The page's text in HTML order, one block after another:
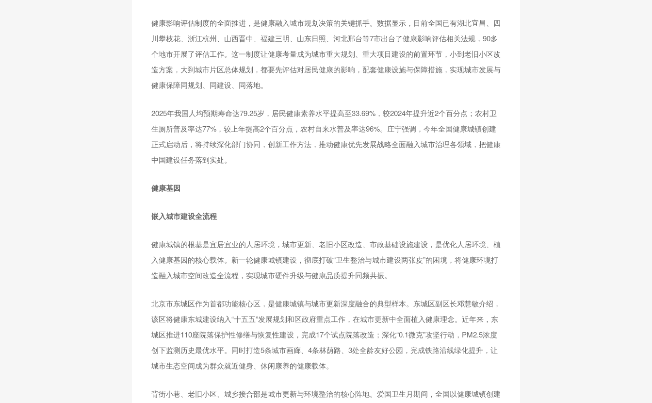
健康影响评估制度的全面推进，是健康融入城市规划决策的关键抓手。数据显示，目前全国已有湖北宜昌、四
川攀枝花、浙江杭州、山西晋中、福建三明、山东日照、河北邢台等7市出台了健康影响评估相关法规，90多
个地市开展了评估工作。这一制度让健康考量成为城市重大规划、重大项目建设的前置环节，小到老旧小区改
造方案，大到城市片区总体规划，都要先评估对居民健康的影响，配套健康设施与保障措施，实现城市发展与
健康保障同规划、同建设、同落地。
2025年我国人均预期寿命达79.25岁，居民健康素养水平提高至33.69%，较2024年提升近2个百分点；农村卫
生厕所普及率达77%，较上年提高2个百分点，农村自来水普及率达96%。庄宁强调，今年全国健康城镇创建
正式启动后，将持续深化部门协同，创新工作方法，推动健康优先发展战略全面融入城市治理各领域，把健康
中国建设任务落到实处。
健康基因
嵌入城市建设全流程
健康城镇的根基是宜居宜业的人居环境，城市更新、老旧小区改造、市政基础设施建设，是优化人居环境、植
入健康基因的核心载体。新一轮健康城镇建设，彻底打破“卫生整治与城市建设两张皮”的困境，将健康环境打
造融入城市空间改造全流程，实现城市硬件升级与健康品质提升同频共振。
北京市东城区作为首都功能核心区，是健康城镇与城市更新深度融合的典型样本。东城区副区长邓慧敏介绍，
该区将健康东城建设纳入“十五五”发展规划和区政府重点工作，在城市更新中全面植入健康理念。近年来，东
城区推进110座院落保护性修缮与恢复性建设，完成17个试点院落改造；深化“0.1微克”攻坚行动，PM2.5浓度
创下监测历史最优水平。同时打造5条城市画廊、4条林荫路、3处全龄友好公园，完成铁路沿线绿化提升，让
城市生态空间成为群众就近健身、休闲康养的健康载体。
背街小巷、老旧小区、城乡接合部是城市更新与环境整治的核心阵地。爱国卫生月期间，全国以健康城镇创建